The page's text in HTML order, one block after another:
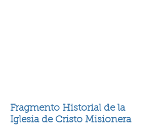
Fragmento Historial de la
Iglesia de Cristo Misionera